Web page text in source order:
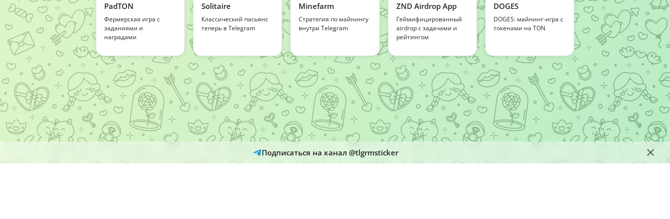
PadTON
Фермерская игра с
заданиями и
наградами
Solitaire
Классический пасьянс
теперь в Telegram
Minefarm
Стратегия по майнингу
внутри Telegram
ZND Airdrop App
Геймифицированный
airdrop с задачами и
рейтингом
DOGES
DOGES: майнинг-игра с
токенами на TON
Подписаться на канал @tlgrmsticker